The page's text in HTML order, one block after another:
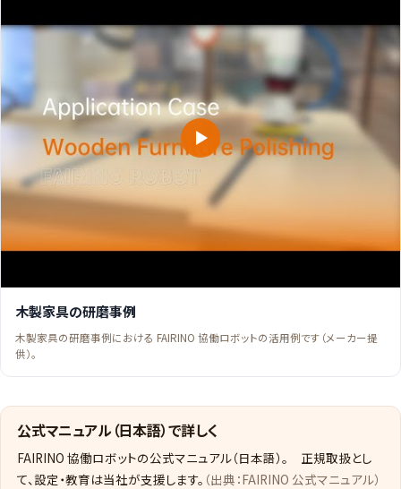
木製家具の研磨事例
木製家具の研磨事例における FAIRINO 協働ロボットの活用例です（メーカー提
供）。
公式マニュアル（日本語）で詳しく
FAIRINO 協働ロボットの公式マニュアル（日本語）。 正規取扱とし
て、設定・教育は当社が支援します。 （出典：FAIRINO 公式マニュアル）